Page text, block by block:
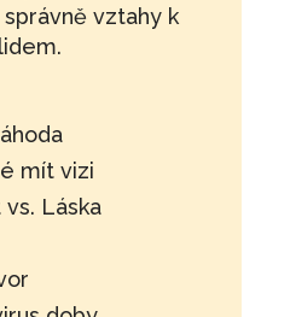
vztahy k
mít vizi
Láska